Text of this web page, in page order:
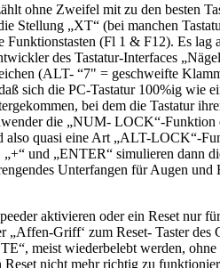
ohne Zweifel mit zu den besten
Stellung „XT“ (bei manchen
(Fl 1 & F12). Es lag
des Tastatur-Interfaces
(ALT- “7" = geschweifte
sich die PC-Tastatur 100%ig wie
bei dem die Tastatur
die „NUM- LOCK“-Funktion
also quasi eine Art „ALT-LOCK“-
und „ENTER“ simulieren dann
Unterfangen für Augen und
aktivieren oder ein Reset nur
Griff‘ zum Reset- Taster des
meist wiederbelebt werden, ohne
Reset nicht mehr richtig zu